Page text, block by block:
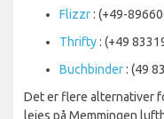
Flizzr: (+49-
Thrifty: (+49
Buchbinder: (49
Det er flere alternativer
leies på Memmingen